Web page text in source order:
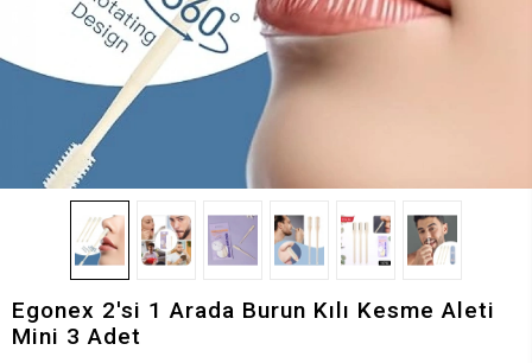
Egonex 2'si 1 Arada Burun Kılı Kesme Aleti
Mini 3 Adet